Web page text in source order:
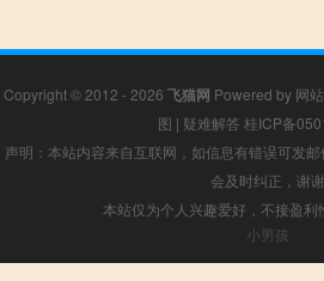
Copyright © 2012 - 2026 飞猫网 Powered by 网
图 | 疑难解答 桂ICP备
声明：本站内容来自互联网，如信息有错误可发
会及时纠正，谢谢
本站仅为个人兴趣爱好，不接盈利
小男孩